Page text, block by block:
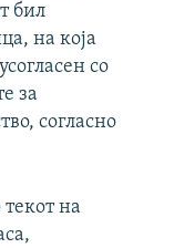
бил
на која
со
за
согласно
на